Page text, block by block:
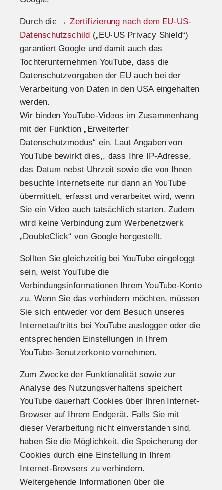
Durch die → Zertifizierung nach dem EU-US-
Datenschutzschild („EU-US Privacy Shield“)
garantiert Google und damit auch das
Tochterunternehmen YouTube, dass die
Datenschutzvorgaben der EU auch bei der
Verarbeitung von Daten in den USA eingehalten
werden.
Wir binden YouTube-Videos im Zusammenhang
mit der Funktion „Erweiterter
Datenschutzmodus“ ein. Laut Angaben von
YouTube bewirkt dies,, dass Ihre IP-Adresse,
das Datum nebst Uhrzeit sowie die von Ihnen
besuchte Internetseite nur dann an YouTube
übermittelt, erfasst und verarbeitet wird, wenn
Sie ein Video auch tatsächlich starten. Zudem
wird keine Verbindung zum Werbenetzwerk
„DoubleClick“ von Google hergestellt.
Sollten Sie gleichzeitig bei YouTube eingeloggt
sein, weist YouTube die
Verbindungsinformationen Ihrem YouTube-Konto
zu. Wenn Sie das verhindern möchten, müssen
Sie sich entweder vor dem Besuch unseres
Internetauftritts bei YouTube ausloggen oder die
entsprechenden Einstellungen in Ihrem
YouTube-Benutzerkonto vornehmen.
Zum Zwecke der Funktionalität sowie zur
Analyse des Nutzungsverhaltens speichert
YouTube dauerhaft Cookies über Ihren Internet-
Browser auf Ihrem Endgerät. Falls Sie mit
dieser Verarbeitung nicht einverstanden sind,
haben Sie die Möglichkeit, die Speicherung der
Cookies durch eine Einstellung in Ihrem
Internet-Browsers zu verhindern.
Weitergehende Informationen über die